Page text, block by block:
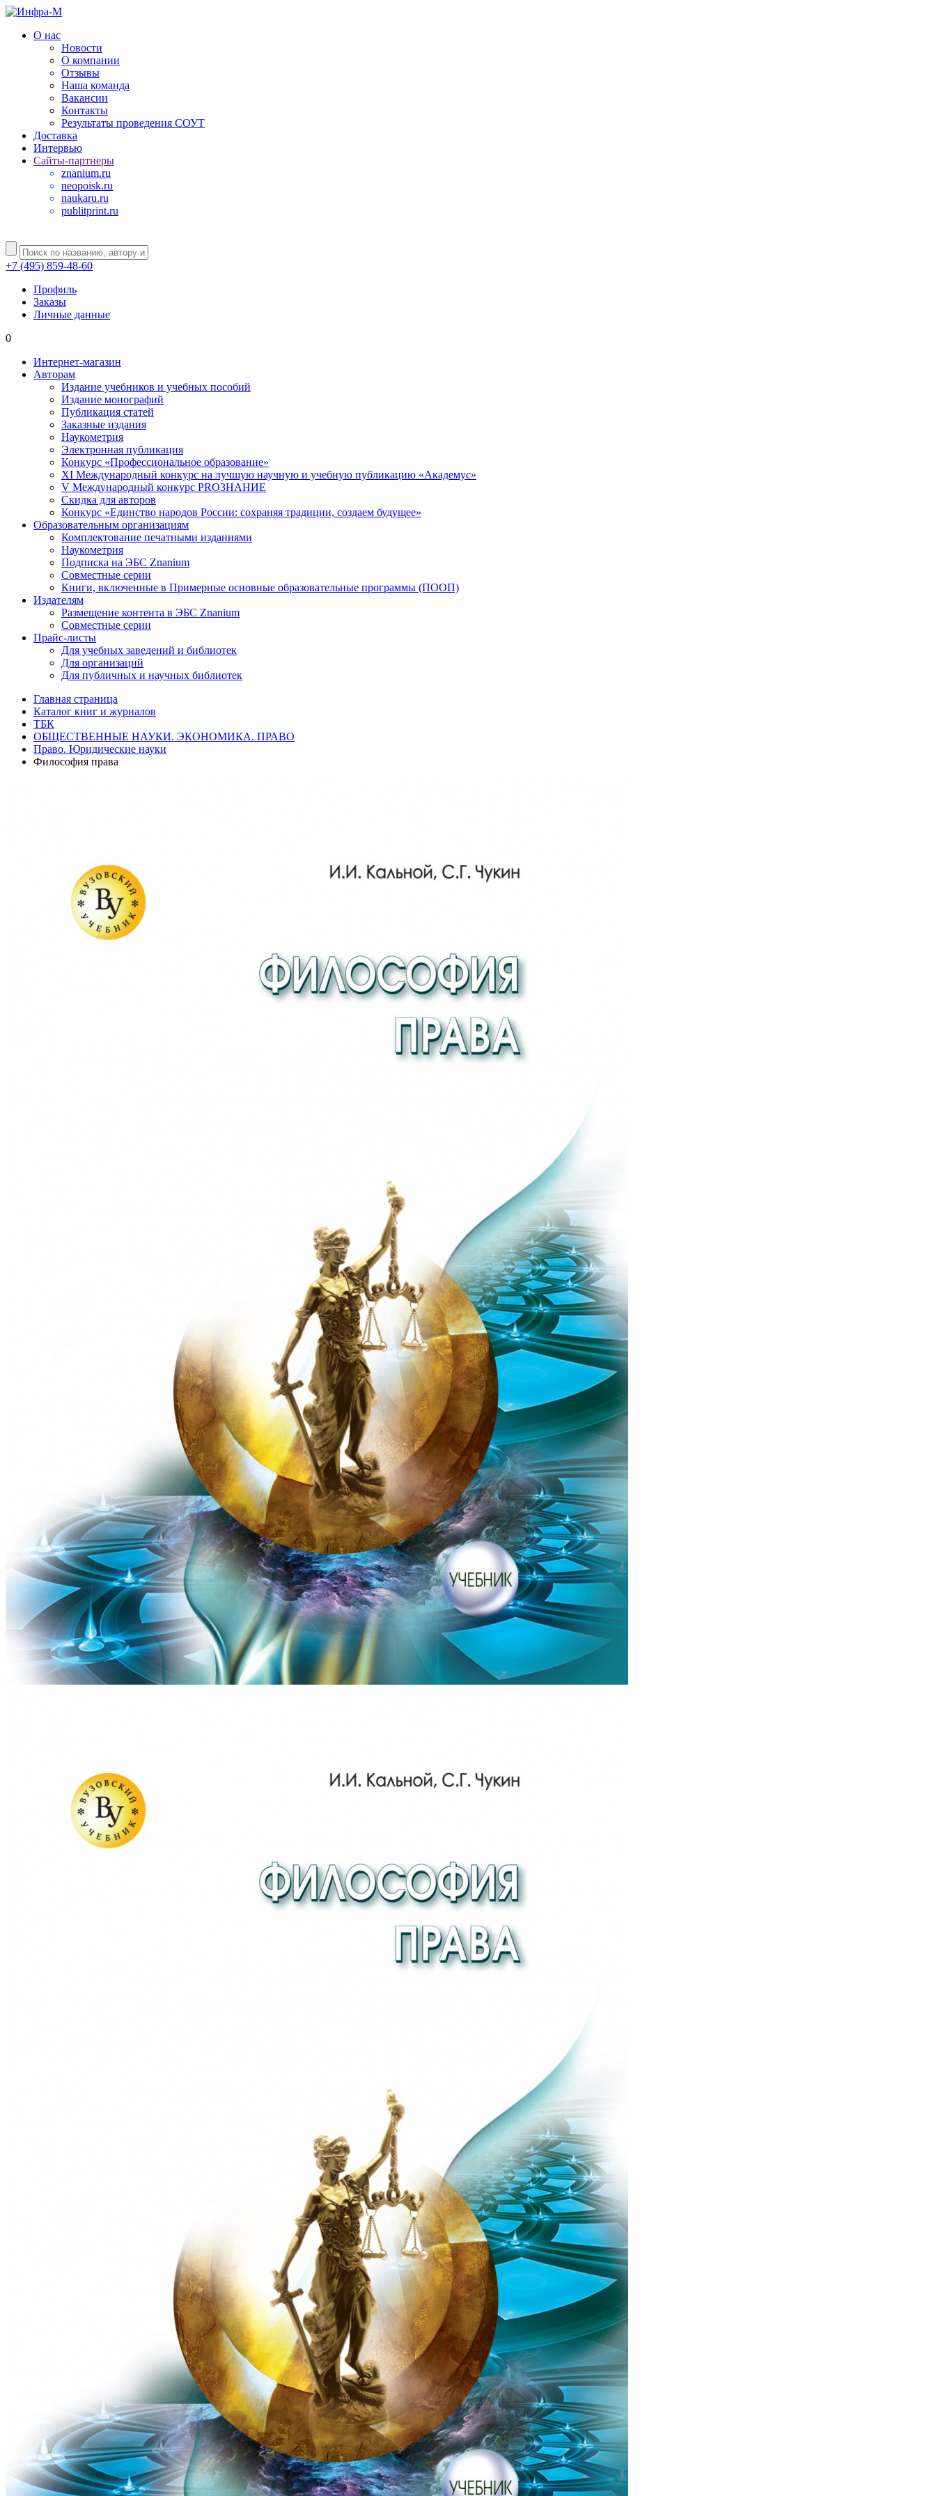
О нас
Новости
О компании
Отзывы
Наша команда
Вакансии
Контакты
Результаты проведения СОУТ
Доставка
Интервью
Сайты-партнеры
znanium.ru
neopoisk.ru
naukaru.ru
publitprint.ru
+7 (495) 859-48-60
Профиль
Заказы
Личные данные
0
Интернет-магазин
Авторам
Издание учебников и учебных пособий
Издание монографий
Публикация статей
Заказные издания
Наукометрия
Электронная публикация
Конкурс «Профессиональное образование»
XI Международный конкурс на лучшую научную и учебную публикацию «Академус»
V Международный конкурс PROЗНАНИЕ
Скидка для авторов
Конкурс «Единство народов России: сохраняя традиции, создаем будущее»
Образовательным организациям
Комплектование печатными изданиями
Наукометрия
Подписка на ЭБС Znanium
Совместные серии
Книги, включенные в Примерные основные образовательные программы (ПООП)
Издателям
Размещение контента в ЭБС Znanium
Совместные серии
Прайс-листы
Для учебных заведений и библиотек
Для организаций
Для публичных и научных библиотек
Главная страница
Каталог книг и журналов
ТБК
ОБЩЕСТВЕННЫЕ НАУКИ. ЭКОНОМИКА. ПРАВО
Право. Юридические науки
Философия права